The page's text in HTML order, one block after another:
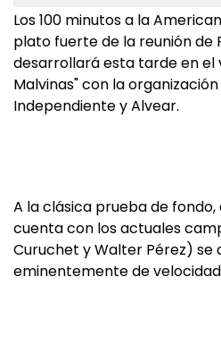
Los 100 minutos a la
plato fuerte de la reunión de
desarrollará esta tarde en el
Malvinas" con la
Independiente y Alvear.
A la clásica prueba de
cuenta con los actuales
Curuchet y Walter Pérez)
eminentemente de velocidad: